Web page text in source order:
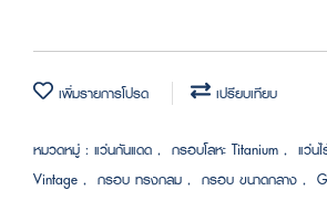
เพิ่มรายการโปรด เปรียบเทียบ
หมวดหมู่ : แว่นกันแดด , กรอบโลหะ Titanium , แว่น
Vintage , กรอบ ทรงกลม , กรอบ ขนาดกลาง ,